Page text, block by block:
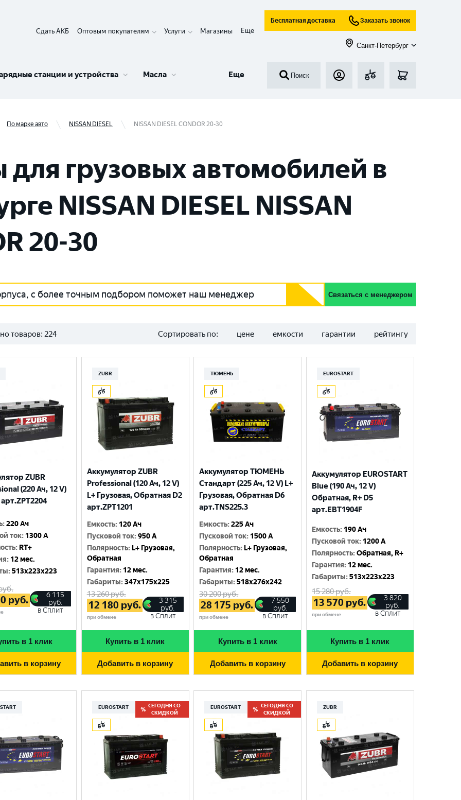
Сдать АКБ Оптовым покупателям Услуги Магазины Еще
Бесплатная доставка Заказать звонок
Санкт-Петербург
станции и устройства Масла Еще Поиск
По марке авто NISSAN DIESEL NISSAN DIESEL CONDOR 20-30
грузовых автомобилей в
NISSAN DIESEL NISSAN
20-30
с более точным подбором поможет наш менеджер Связаться с менеджером
товаров: 224 Сортировать по: цене емкости гарантии рейтингу
ZUBR
(220 Ач, 12 V)
арт.ZPT2204
:220 Ач
ток: 1300 A
: RT+
: 12 мес.
:513x223x223
руб.
6 115
руб.
в Сплит
в 1 клик
в корзину
ZUBR
Аккумулятор ZUBR
Professional (120 Ач, 12 V)
L+ Грузовая, Обратная D2
арт.ZPT1201
Емкость: 120 Ач
Пусковой ток:950 A
Полярность: L+ Грузовая,
Обратная
Гарантия: 12 мес.
Габариты:347x175x225
13 260руб.
12 180 руб.
при обмене
3 315
руб.
в Сплит
Купить в 1 клик
Добавить в корзину
ТЮМЕНЬ
Аккумулятор ТЮМЕНЬ
Стандарт (225 Ач, 12 V) L+
Грузовая, Обратная D6
арт.TNS225.3
Емкость:225 Ач
Пусковой ток: 1500 A
Полярность: L+ Грузовая,
Обратная
Гарантия: 12 мес.
Габариты:518x276x242
30 200руб.
28 175 руб.
при обмене
7 550
руб.
в Сплит
Купить в 1 клик
Добавить в корзину
EUROSTART
Аккумулятор EUROSTART
Blue (190 Ач, 12 V)
Обратная, R+ D5
арт.EBT1904F
Емкость: 190 Ач
Пусковой ток: 1200 A
Полярность:Обратная, R+
Гарантия: 12 мес.
Габариты:513x223x223
15 280руб.
13 570 руб.
при обмене
3 820
руб.
в Сплит
Купить в 1 клик
Добавить в корзину
EUROSTART
СЕГОДНЯ СО
СКИДКОЙ
EUROSTART
СЕГОДНЯ СО
СКИДКОЙ
ZUBR